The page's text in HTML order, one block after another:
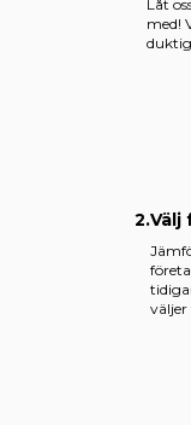
Låt
med!
2.Välj
väljer